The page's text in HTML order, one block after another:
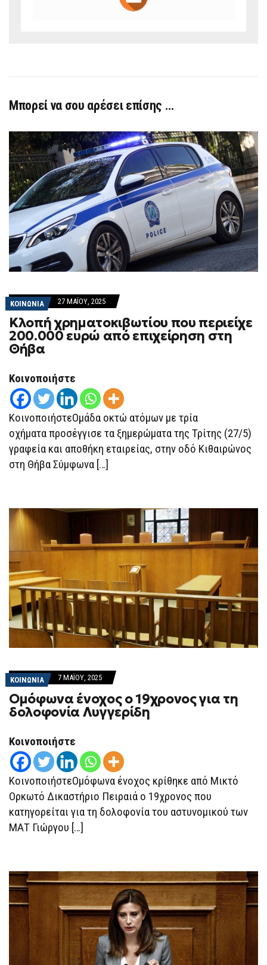
Μπορεί να σου αρέσει επίσης …
ΚΟΙΝΩΝΙΑ 27 ΜΑΪ́ΟΥ, 2025
Κλοπή χρηματοκιβωτίου που περιείχε
200.000 ευρώ από επιχείρηση στη
Θήβα
Κοινοποιήστε
ΚοινοποιήστεΟμάδα οκτώ ατόμων με τρία
οχήματα προσέγγισε τα ξημερώματα της Τρίτης (27/5)
γραφεία και αποθήκη εταιρείας, στην οδό Κιθαιρώνος
στη Θήβα Σύμφωνα […]
ΚΟΙΝΩΝΙΑ 7 ΜΑΪ́ΟΥ, 2025
Ομόφωνα ένοχος ο 19χρονος για τη
δολοφονία Λυγγερίδη
Κοινοποιήστε
ΚοινοποιήστεΟμόφωνα ένοχος κρίθηκε από Μικτό
Ορκωτό Δικαστήριο Πειραιά ο 19χρονος που
κατηγορείται για τη δολοφονία του αστυνομικού των
ΜΑΤ Γιώργου […]